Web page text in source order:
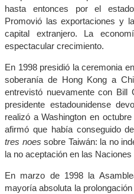
hasta entonces por el
Promovió las exportaciones y
capital extranjero. La
espectacular crecimiento.
En 1998 presidió la ceremonia
soberanía de Hong Kong a
entrevistó nuevamente con
presidente estadounidense
realizó a Washington en
afirmó que había conseguido
tres noes sobre Taiwán: la no
la no aceptación en las Naciones
En marzo de 1998 la
mayoría absoluta la